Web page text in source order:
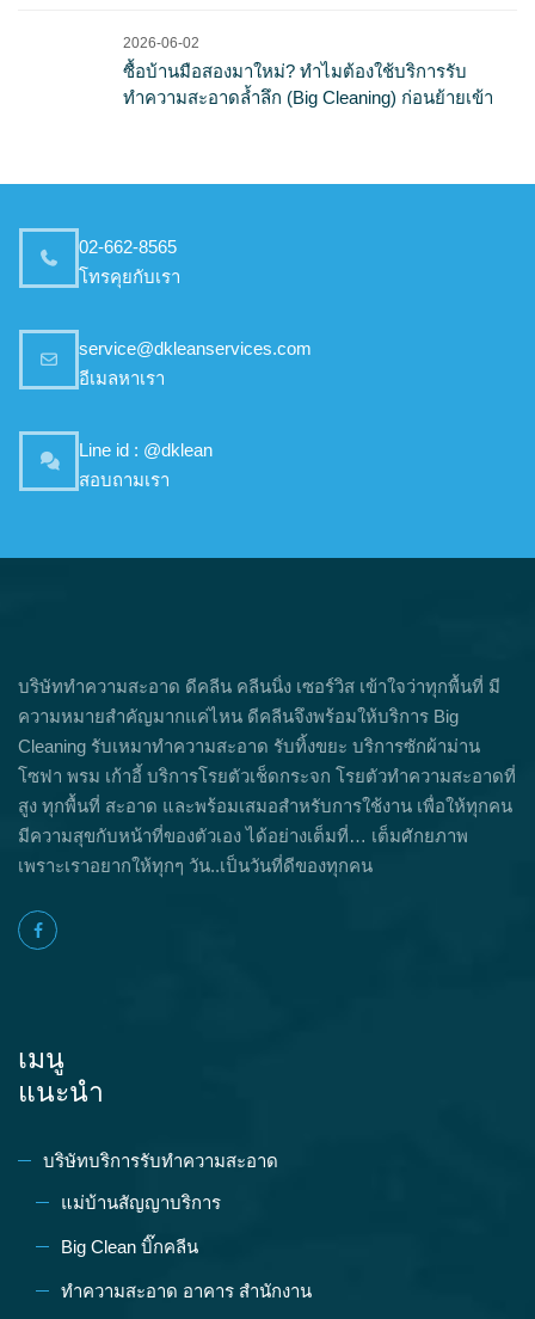
2026-06-02
ซื้อบ้านมือสองมาใหม่? ทำไมต้องใช้บริการรับ
ทำความสะอาดล้ำลึก (Big Cleaning) ก่อนย้ายเข้า
02-662-8565
โทรคุยกับเรา
service@dkleanservices.com
อีเมลหาเรา
Line id : @dklean
สอบถามเรา
บริษัททำความสะอาด ดีคลีน คลีนนิ่ง เซอร์วิส เข้าใจว่าทุกพื้นที่ มี
ความหมายสำคัญมากแค่ไหน ดีคลีนจึงพร้อมให้บริการ Big
Cleaning รับเหมาทำความสะอาด รับทิ้งขยะ บริการซักผ้าม่าน
โซฟา พรม เก้าอี้ บริการโรยตัวเช็ดกระจก โรยตัวทำความสะอาดที่
สูง ทุกพื้นที่ สะอาด และพร้อมเสมอสำหรับการใช้งาน เพื่อให้ทุกคน
มีความสุขกับหน้าที่ของตัวเอง ได้อย่างเต็มที่… เต็มศักยภาพ
เพราะเราอยากให้ทุกๆ วัน..เป็นวันที่ดีของทุกคน
เมนู
แนะนำ
บริษัทบริการรับทำความสะอาด
แม่บ้านสัญญาบริการ
Big Clean บิ๊กคลีน
ทำความสะอาด อาคาร สำนักงาน